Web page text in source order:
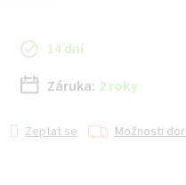
14 dní
Záruka: 2 roky
Zeptat se Možnosti